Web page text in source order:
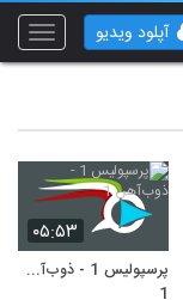
Toggle
آپلود ویدیو
۰۵:۵۳
پرسپولیس 1 - ذوب‌آهن
1